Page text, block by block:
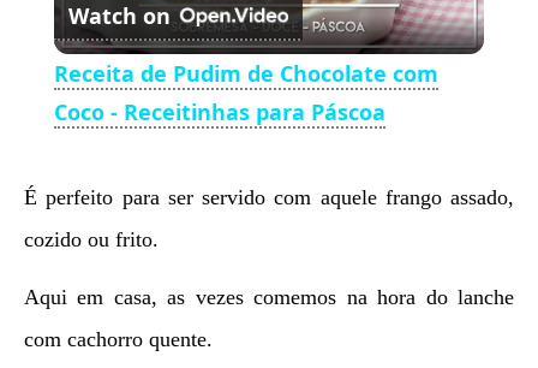
Video
Watch on
Receita de Pudim de Chocolate com
Coco - Receitinhas para Páscoa
É perfeito para ser servido com aquele frango assado,
cozido ou frito.
Aqui em casa, as vezes comemos na hora do lanche
com cachorro quente.